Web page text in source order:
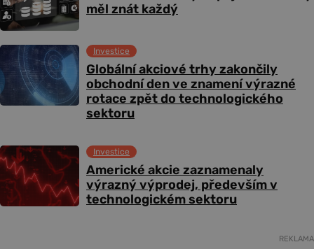
měl znát každý
Globální akciové trhy zakončily
obchodní den ve znamení výrazné
rotace zpět do technologického
sektoru
Investice
Americké akcie zaznamenaly
výrazný výprodej, především v
technologickém sektoru
Investice
REKLAMA